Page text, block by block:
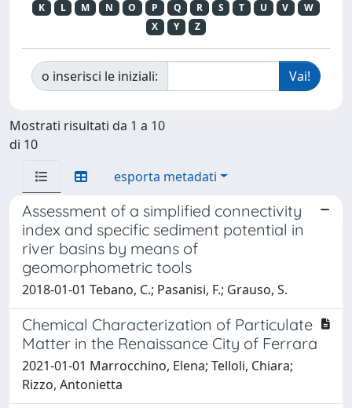
K
L M N O P Q R S T U V
W
X
Y Z
o inserisci le iniziali:
Mostrati risultati da 1 a 10
di 10
esporta metadati
Assessment of a simplified connectivity
index and specific sediment potential in
river basins by means of
geomorphometric tools
2018-01-01 Tebano, C.; Pasanisi, F.; Grauso, S.
Chemical Characterization of Particulate
Matter in the Renaissance City of Ferrara
2021-01-01 Marrocchino, Elena; Telloli, Chiara;
Rizzo, Antonietta